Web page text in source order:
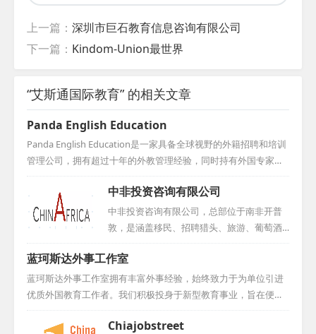
上一篇： 深圳市巨石教育信息咨询有限公司
下一篇： Kindom-Union最世界
“艾斯通国际教育” 的相关文章
Panda English Education
Panda English Education是一家具备全球视野的外籍招聘和培训
管理公司，拥有超过十年的外教管理经验，同时持有外国专家证
及办学许可证。自成立以来，我们一直致力于为多家知名民办幼
儿园和小学（诸如浦东的爱绿幼儿园、海富金太阳幼儿园、世纪
星幼儿园、万科实验小学、七宝外国语小学、洋泾外国语小学、
菊园小学和海桐小学等）稳定地输送外教老师，为这些学校提供
了质量上乘且数量充足的师资支持，因此在业界赢得了广泛的好
评与卓越的口碑。...
中非投资咨询有限公司
中非投资咨询有限公司，总部位于南非开普
敦，是涵盖移民、招聘猎头、旅游、葡萄酒
业及商贸的综合性企业。多年来，集团致力
于深化南非与中国的经贸往来、文化交流与
人员互动，已成长为两国间企业合作与人员
交流的关键纽带。旗下中非投资咨询有限公
司，专注于外籍人才招聘、管理、服务及推
广，凭借集团资源，与当地人力资源机构、
蓝珂斯达外事工作室
蓝珂斯达外事工作室拥有丰富外事经验，始终致力于为单位引进
优质外国教育工作者。我们积极投身于新型教育事业，旨在便利
用人单位，为外国人才提供施展才华的平台，为行业注入新的活
力与创意！...
Chiajobstreet